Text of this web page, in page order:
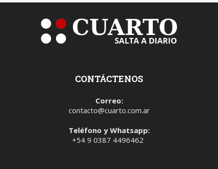
CONTÁCTENOS
Correo:
contacto@cuarto.com.ar
Teléfono y Whatsapp:
+54 9 0387 4496462